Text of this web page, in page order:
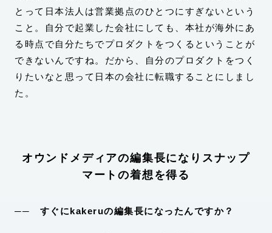
とって日本法人は営業拠点のひとつにすぎないという
こと。自分で起業した会社にしても、本社が海外にあ
る時点で自分たちでプロダクトをつくるということが
できないんですね。だから、自分のプロダクトをつく
りたいなと思って日本の会社に転職することにしまし
た。
オウンドメディアの編集長になりスナップ
マートの着想を得る
── すぐにkakeruの編集長になったんですか？